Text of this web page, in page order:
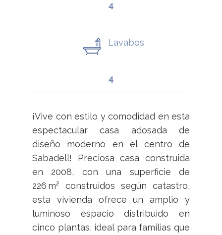
4
Lavabos
4
¡Vive con estilo y comodidad en esta
espectacular casa adosada de
diseño moderno en el centro de
Sabadell! Preciosa casa construida
en 2008, con una superficie de
226 m² construidos según catastro,
esta vivienda ofrece un amplio y
luminoso espacio distribuido en
cinco plantas, ideal para familias que